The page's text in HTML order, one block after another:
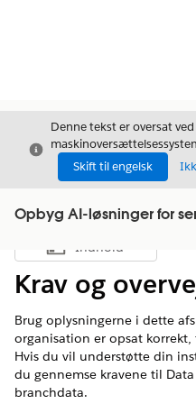
Luk
Denne tekst er oversat
Skift til engelsk
Opbyg AI-løsninger for
Vis
Indhold
Krav og
Brug oplysningerne i dette
organisation er opsat
Hvis du vil understøtte din
du gennemse kravene til
branchdata.